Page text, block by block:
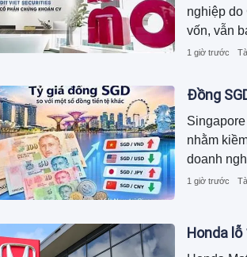
nghiệp do
vốn, vẫn
của
cụ thể.
1 giờ trước
Đồng
nhằm
doanh
1 giờ trước
Honda